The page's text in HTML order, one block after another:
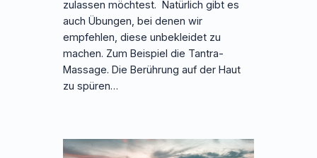
zulassen möchtest. Natürlich gibt es
auch Übungen, bei denen wir
empfehlen, diese unbekleidet zu
machen. Zum Beispiel die Tantra-
Massage. Die Berührung auf der Haut
zu spüren…